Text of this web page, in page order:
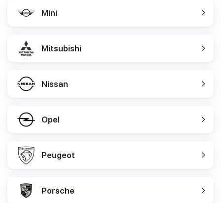
Mini
Mitsubishi
Nissan
Opel
Peugeot
Porsche